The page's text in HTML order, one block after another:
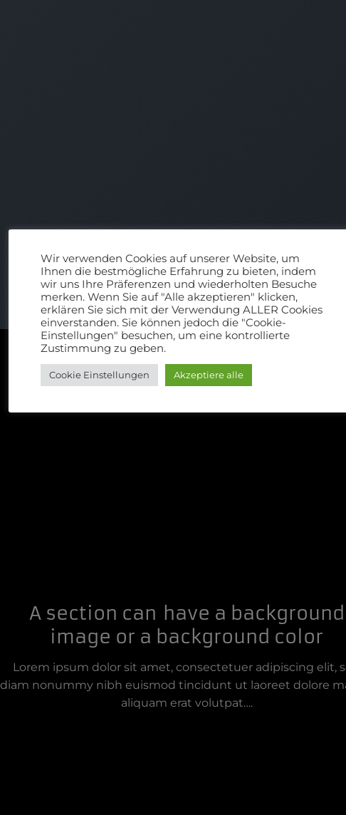
A section can have a background
image or a background color
Lorem ipsum dolor sit amet, consectetuer adipiscing elit,
diam nonummy nibh euismod tincidunt ut laoreet dolore
aliquam erat volutpat….
Wir verwenden Cookies auf unserer Website, um
Ihnen die bestmögliche Erfahrung zu bieten, indem
wir uns Ihre Präferenzen und wiederholten Besuche
merken. Wenn Sie auf "Alle akzeptieren" klicken,
erklären Sie sich mit der Verwendung ALLER Cookies
einverstanden. Sie können jedoch die "Cookie-
Einstellungen" besuchen, um eine kontrollierte
Zustimmung zu geben.
Cookie Einstellungen Akzeptiere alle